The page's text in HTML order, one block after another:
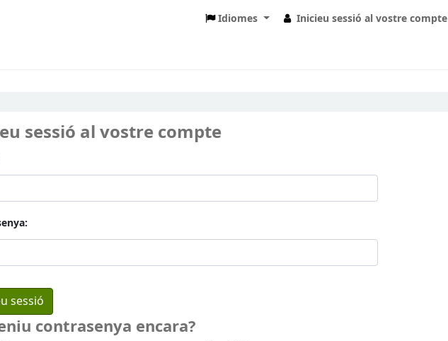
Idiomes Inicieu sessió al vostre compte
sessió al vostre compte
contrasenya encara?